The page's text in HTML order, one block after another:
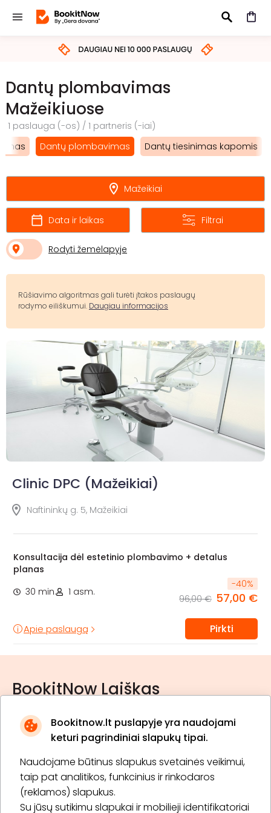
Bookitnow.lt puslapyje yra naudojami
keturi pagrindiniai slapukų tipai.
Naudojame būtinus slapukus svetainės veikimui,
taip pat analitikos, funkcinius ir rinkodaros
(reklamos) slapukus.
Su jūsų sutikimu slapukai ir mobilieji identifikatoriai
IEŠKOTI
Dantų plombavimas
Mažeikiuose
1 paslauga (-os) / 1 partneris (-iai)
Dantų plombavimas Dantų tiesinimas kapomis
Mažeikiai
Data ir laikas Filtrai
Rodyti žemėlapyje
Rūšiavimo algoritmas gali turėti įtakos paslaugų
rodymo eiliškumui. Daugiau informacijos
Clinic DPC (Mažeikiai)
Naftininkų g. 5, Mažeikiai
Konsultacija dėl estetinio plombavimo + detalus
planas
30 min.
1 asm.
-40%
96,00 € 57,00 €
Apie paslaugą Pirkti
BookitNow Laiškas
* Susipažinau su privatumo politika
Prenumeruoti